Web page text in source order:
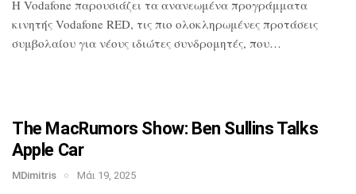
H Vodafone παρουσιάζει τα ανανεωμένα προγράμματα
κινητής Vodafone RED, τις πιο ολοκληρωμένες προτάσεις
συμβολαίου για νέους ιδιώτες συνδρομητές, που…
The MacRumors Show: Ben Sullins Talks
Apple Car
MDimitris Μάι 19, 2025